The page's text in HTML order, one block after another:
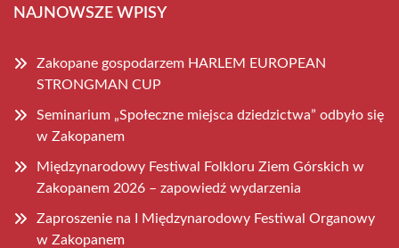
NAJNOWSZE WPISY
Zakopane gospodarzem HARLEM EUROPEAN
STRONGMAN CUP
Seminarium „Społeczne miejsca dziedzictwa” odbyło się
w Zakopanem
Międzynarodowy Festiwal Folkloru Ziem Górskich w
Zakopanem 2026 – zapowiedź wydarzenia
Zaproszenie na I Międzynarodowy Festiwal Organowy
w Zakopanem